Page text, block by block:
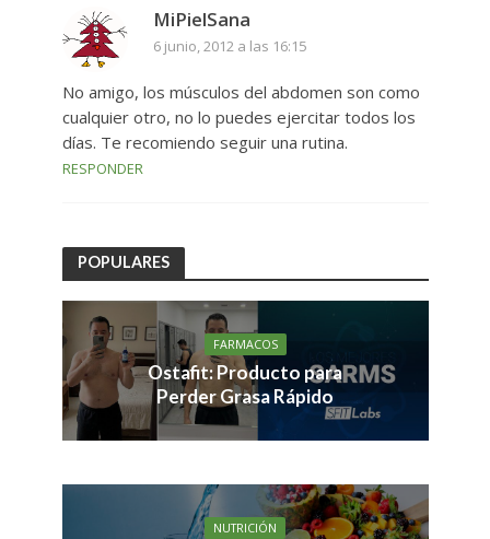
MiPielSana
6 junio, 2012 a las 16:15
No amigo, los músculos del abdomen son como
cualquier otro, no lo puedes ejercitar todos los
días. Te recomiendo seguir una rutina.
RESPONDER
POPULARES
FARMACOS
Ostafit: Producto para
Perder Grasa Rápido
NUTRICIÓN